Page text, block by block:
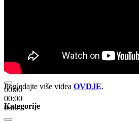
00:00
00:00
03:09
Pogledajte više videa OVDJE.
Kategorije